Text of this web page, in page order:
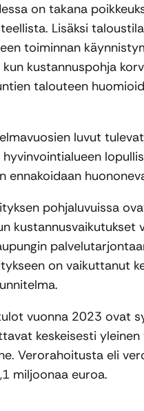
on takana
Lisäksi
toiminnan
kun kustannuspohja
talouteen
luvut
ennakoidaan
pohjaluvuissa
on vaikuttanut
vuonna 2023 ovat
keskeisesti
Verorahoitusta eli
miljoonaa euroa.